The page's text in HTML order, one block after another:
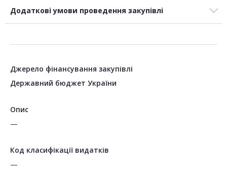
Додаткові умови проведення закупівлі
Джерело фінансування закупівлі
Державний бюджет України
Опис
—
Код класифікації видатків
—